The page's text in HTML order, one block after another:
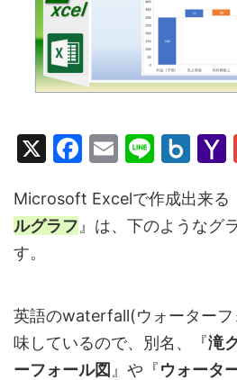
X
F
c
e
o
k
E
ai
Li
e
B
x.
n
l
Microsoft Excelで作成出来る
ルグラフ 』は、下のようなグ
す。
英語のwaterfall(ウォーター
味しているので、別名、『滝
ーフォール図 』や『ウォータ